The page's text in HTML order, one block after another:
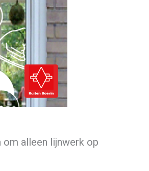
om alleen lijnwerk op